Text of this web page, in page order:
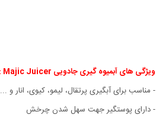
ویژگی های آبمیوه گیری جادویی Majic Juicer :
- مناسب برای آبگیری پرتقال، لیمو، کیوی، انار و ...
- دارای پوستگیر جهت سهل شدن چرخش